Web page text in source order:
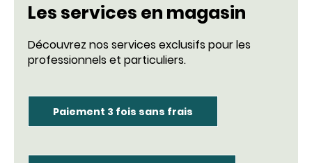
Les services en magasin
Découvrez nos services exclusifs pour les
professionnels et particuliers.
Paiement 3 fois sans frais